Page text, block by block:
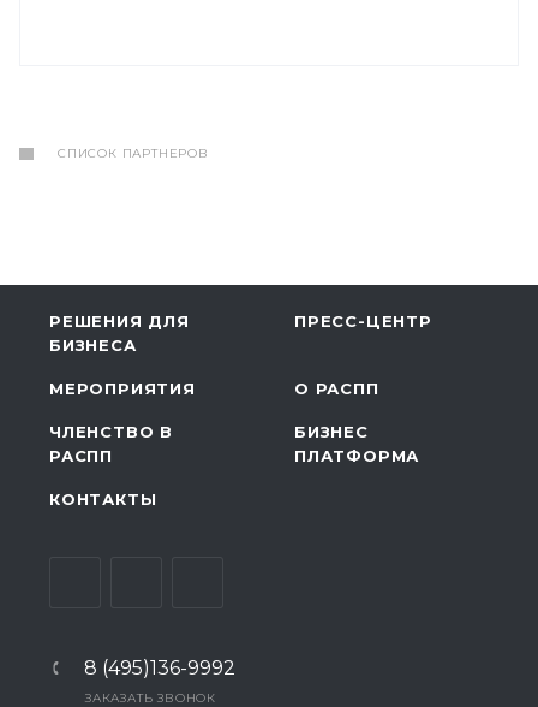
СПИСОК ПАРТНЕРОВ
РЕШЕНИЯ ДЛЯ
БИЗНЕСА
ПРЕСС-ЦЕНТР
МЕРОПРИЯТИЯ О РАСПП
ЧЛЕНСТВО В
РАСПП
БИЗНЕС
ПЛАТФОРМА
КОНТАКТЫ
8 (495)136-9992
ЗАКАЗАТЬ ЗВОНОК